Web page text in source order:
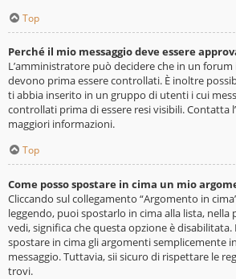
Top
Perché il mio messaggio deve essere
L’amministratore può decidere che in un forum
devono prima essere controllati. È inoltre
ti abbia inserito in un gruppo di utenti i cui
controllati prima di essere resi visibili. Contatta
maggiori informazioni.
Top
Come posso spostare in cima un mio
Cliccando sul collegamento “Argomento in
leggendo, puoi spostarlo in cima alla lista, nella
vedi, significa che questa opzione è disabilitata.
spostare in cima gli argomenti semplicemente
messaggio. Tuttavia, sii sicuro di rispettare le
trovi.